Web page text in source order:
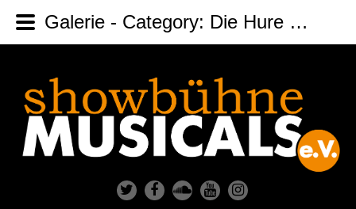
Galerie - Category: Die Hure des Kaisers - Image: Kaiser 12